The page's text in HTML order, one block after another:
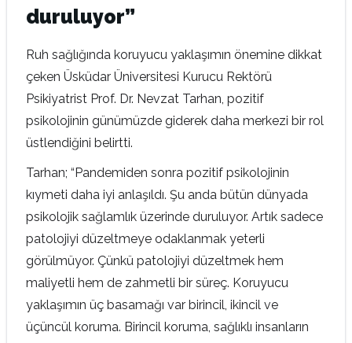
duruluyor”
Ruh sağlığında koruyucu yaklaşımın önemine dikkat
çeken Üsküdar Üniversitesi Kurucu Rektörü
Psikiyatrist Prof. Dr. Nevzat Tarhan, pozitif
psikolojinin günümüzde giderek daha merkezi bir rol
üstlendiğini belirtti.
Tarhan; “Pandemiden sonra pozitif psikolojinin
kıymeti daha iyi anlaşıldı. Şu anda bütün dünyada
psikolojik sağlamlık üzerinde duruluyor. Artık sadece
patolojiyi düzeltmeye odaklanmak yeterli
görülmüyor. Çünkü patolojiyi düzeltmek hem
maliyetli hem de zahmetli bir süreç. Koruyucu
yaklaşımın üç basamağı var birincil, ikincil ve
üçüncül koruma. Birincil koruma, sağlıklı insanların